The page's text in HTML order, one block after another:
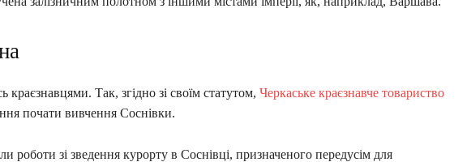
краєзнавцями. Так, згідно зі своїм статутом, Черкаське краєзнавче товариство
почати вивчення Соснівки.
роботи зі зведення курорту в Соснівці, призначеного передусім для